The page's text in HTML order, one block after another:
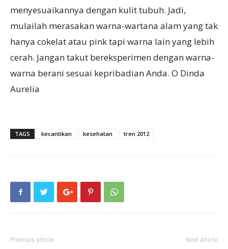
menyesuaikannya dengan kulit tubuh. Jadi,
mulailah merasakan warna-wartana alam yang tak
hanya cokelat atau pink tapi warna lain yang lebih
cerah. Jangan takut bereksperimen dengan warna-
warna berani sesuai kepribadian Anda. O Dinda
Aurelia
TAGS kecantikan kesehatan tren 2012
Previous article Next article